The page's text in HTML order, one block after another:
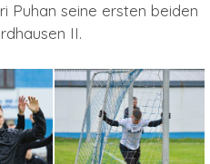
Puhan seine ersten beiden
II.